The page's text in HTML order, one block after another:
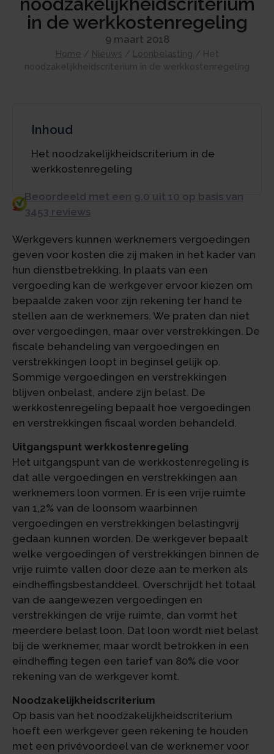
in de werkkostenregeling
9 maart 2018
Home / Nieuws / Loonbelasting / Het
noodzakelijkheidscriterium in de werkkostenregeling
Inhoud
Het noodzakelijkheidscriterium in de
werkkostenregeling
Beoordeeld met een 9.0 uit 10 op basis van
3453 reviews
Werkgevers kunnen werknemers vergoedingen
geven voor kosten die zij maken in het kader van
hun dienstbetrekking. In plaats van een
vergoeding kan de werkgever ervoor kiezen om
bepaalde zaken voor zijn rekening ter hand te
stellen aan de werknemers. We praten dan niet
over vergoedingen, maar over verstrekkingen. De
fiscale behandeling van vergoedingen en
verstrekkingen loopt in beginsel gelijk op.
Sommige vergoedingen en verstrekkingen
blijven onbelast, andere zijn belast. De
werkkostenregeling bepaalt hoe vergoedingen
en verstrekkingen fiscaal worden behandeld.
Uitgangspunt werkkostenregeling
Het uitgangspunt van de werkkostenregeling is
dat alle vergoedingen en verstrekkingen aan
werknemers loon vormen. Er is een vrije ruimte
van 1,2% van de loonsom waarbinnen
vergoedingen en verstrekkingen belastingvrij
gedaan kunnen worden. De werkgever bepaalt
welke vergoedingen of verstrekkingen binnen de
vrije ruimte vallen door deze aan te merken als
eindheffingsbestanddeel. Overschrijdt het totaal
van de aangewezen vergoedingen en
verstrekkingen de vrije ruimte, dan vormt het
meerdere belast loon. Dat loon wordt niet belast
bij de werknemer, maar wordt betrokken in een
eindheffing tegen een tarief van 80% die voor
rekening van de werkgever komt.
Noodzakelijkheidscriterium
Op basis van het noodzakelijkheidscriterium
hoeft een werkgever geen rekening te houden
met een privévoordeel van de werknemer voor